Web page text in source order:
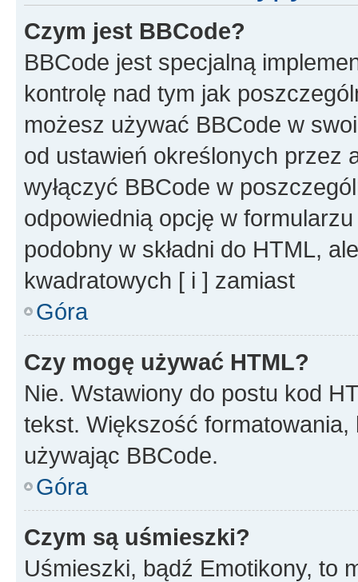
Czym jest BBCode?
BBCode jest specjalną
kontrolę nad tym jak
możesz używać BBCode w
od ustawień określonych przez
wyłączyć BBCode w
odpowiednią opcję w
podobny w składni do HTML,
kwadratowych [ i ] zamiast
Góra
Czy mogę używać HTML?
Nie. Wstawiony do postu kod
tekst. Większość
używając BBCode.
Góra
Czym są uśmieszki?
Uśmieszki, bądź Emotikony, to